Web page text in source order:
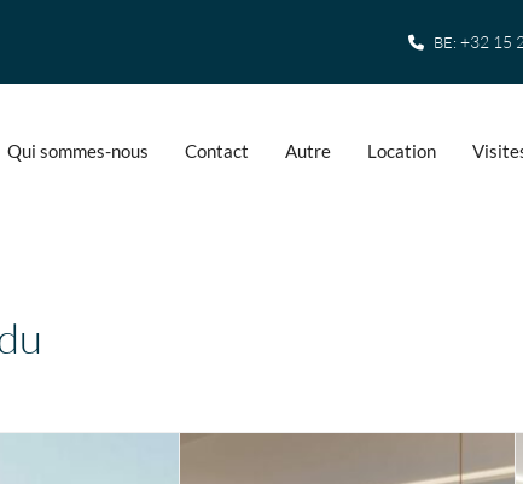
BE:+32 15
Qui sommes-nous Contact Autre Location